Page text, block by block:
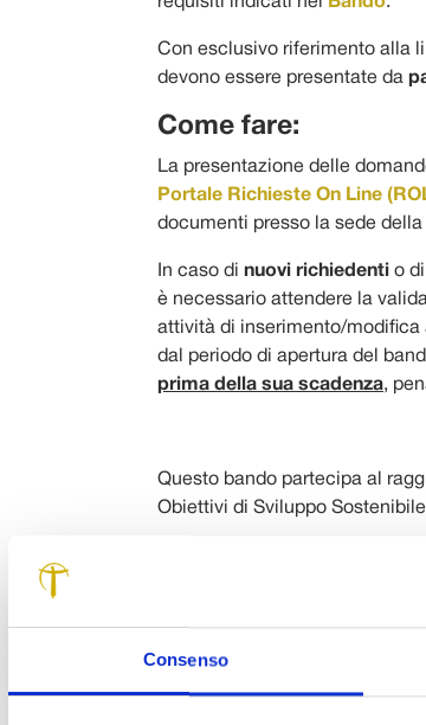
Consenso
Con esclusivo riferimento alla
devono essere presentate da
Come fare:
La presentazione delle
Portale Richieste On Line
documenti presso la sede
In caso di nuovi richiedenti o di
è necessario attendere la
attività di inserimento/modifica
dal periodo di apertura del
prima della sua scadenza,
Questo bando partecipa al
Obiettivi di Sviluppo